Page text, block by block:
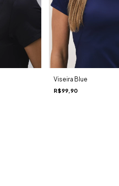
Viseira Blue
R$99,90